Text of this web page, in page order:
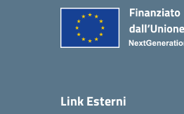
Link Esterni